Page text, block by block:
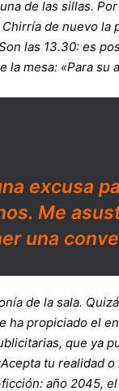
de las sillas.
de nuevo la
las 13.30: es
la mesa: «Para su
excusa
Me
una
de la sala.
ha propiciado el
que ya
tu realidad
año 2045,